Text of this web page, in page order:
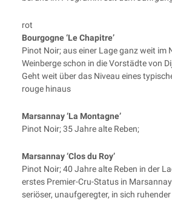
rot
Bour­go­gne ‘Le Chapitre’
Pinot Noir; aus einer Lage ganz weit im
Wein­ber­ge schon in die Vor­städ­te von
Geht weit über das Niveau eines
rouge hinaus
Mar­san­nay ‘La Montagne’
Pinot Noir; 35 Jah­re alte Reben;
Mar­san­nay ‘Clos du Roy’
Pinot Noir; 40 Jah­re alte Reben in der
ers­tes Pre­mier-Cru-Sta­tus in
seriö­ser, unauf­ge­reg­ter, in sich ruhen­der